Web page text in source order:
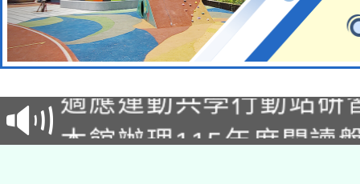
本校115學年度第2次
招甄選結果公告(無人
招)
本館辦理115年度閱讀